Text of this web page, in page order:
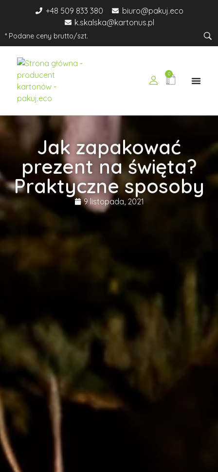
+48 509 833 380
biuro@pakuj.eco
k.skalska@kartonus.pl
* Podane ceny brutto/szt.
0
Jak zapakować
prezent na święta?
Praktyczne sposoby
9 listopada, 2021